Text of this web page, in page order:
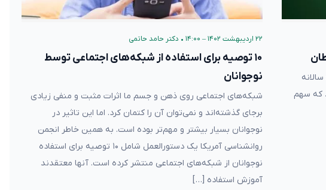
که سهم
۲۲ اردیبهشت ۱۴۰۲ – ۱۴:۰۰ • دکتر حامد حاتمی
۱۰ توصیه برای استفاده از شبکه‌های اجتماعی توسط
نوجوانان
شبکه‌های اجتماعی روی ذهن و جسم ما اثرات مثبت و منفی زیادی
برجای گذشته‌اند و نمی‌توان آن را کتمان کرد. اما این تاثیر در
نوجوانان بسیار بیشتر و مهم‌تر بوده است. به همین خاطر انجمن
روانشناسی آمریکا یک دستورالعمل شامل ۱۰ توصیه برای استفاده
نوجوانان از شبکه‌های اجتماعی منتشر کرده است. آنها معتقدند
آموزش استفاده […]